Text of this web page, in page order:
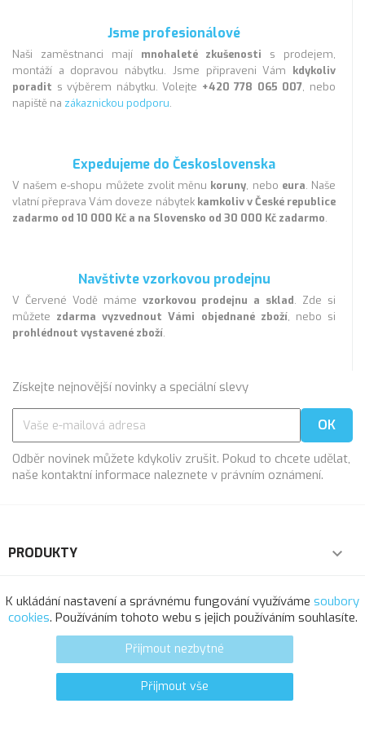
Jsme profesionálové
Naši zaměstnanci mají mnohaleté zkušenosti s prodejem,
montáží a dopravou nábytku. Jsme připraveni Vám kdykoliv
poradit s výběrem nábytku. Volejte +420 778 065 007, nebo
napiště na zákaznickou podporu.
Expedujeme do Československa
V našem e-shopu můžete zvolit měnu koruny, nebo eura. Naše
vlatní přeprava Vám doveze nábytek kamkoliv v České republice
zadarmo od 10 000 Kč a na Slovensko od 30 000 Kč zadarmo.
Navštivte vzorkovou prodejnu
V Červené Vodě máme vzorkovou prodejnu a sklad. Zde si
můžete zdarma vyzvednout Vámi objednané zboží, nebo si
prohlédnout vystavené zboží.
Získejte nejnovější novinky a speciální slevy
Odběr novinek můžete kdykoliv zrušit. Pokud to chcete udělat,
naše kontaktní informace naleznete v právním oznámení.
PRODUKTY 
NAŠE SPOLEČNOST 
VÁŠ ÚČET
INFORMACE O OBCHODU
K ukládání nastavení a správnému fungování využíváme soubory
cookies. Používáním tohoto webu s jejich používáním souhlasíte.
Přijmout nezbytné
Přijmout vše
© 2025 - Softresource, spol. s r.o.